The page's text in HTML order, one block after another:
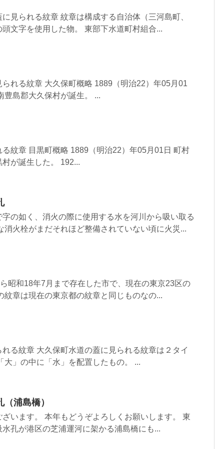
見られる紋章 紋章は構成する自治体（三河島町、
文字を使用した物。 東部下水道町村組合...
れる紋章 大久保町概略 1889（明治22）年05月01
豊島郡大久保村が誕生。 ...
紋章 目黒町概略 1889（明治22）年05月01日 町村
が誕生した。 192...
の如く、消火の際に使用する水を河川から吸い取る
消火栓がまだそれほど整備されていない頃に火災...
昭和18年7月まで存在した市で、現在の東京23区の
紋章は現在の東京都の紋章と同じものなの...
る紋章 大久保町水道の蓋に見られる紋章は２タイ
大」の中に「水」を配置したもの。 ...
浦島橋）
います。 本年もどうぞよろしくお願いします。 東
孔が港区の芝浦運河に架かる浦島橋にも...